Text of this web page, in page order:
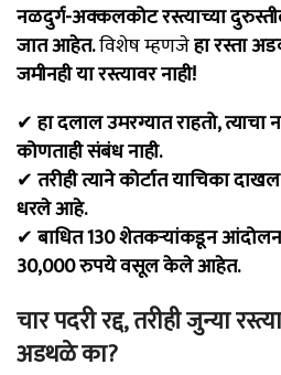
नळदुर्ग-अक्कलकोट रस्त्याच्या
जात आहेत.विशेष म्हणजेहा रस्ता
जमीनही या रस्त्यावर नाही!
✔ हा दलाल उमरग्यात राहतो,
कोणताही संबंध नाही.
✔ तरीही त्याने कोर्टात याचिका
धरले आहे.
✔ बाधित 130 शेतकऱ्यांकडून
30,000 रुपये वसूल केले आहेत.
चार पदरी रद्द, तरीही जुन्या
अडथळे का?